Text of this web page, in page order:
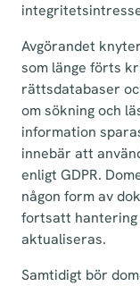
Avgörandet
som länge förts
rättsdatabaser
om sökning och
information
innebär att
enligt GDPR.
någon form av
fortsatt hantering
aktualiseras.
Samtidigt bör